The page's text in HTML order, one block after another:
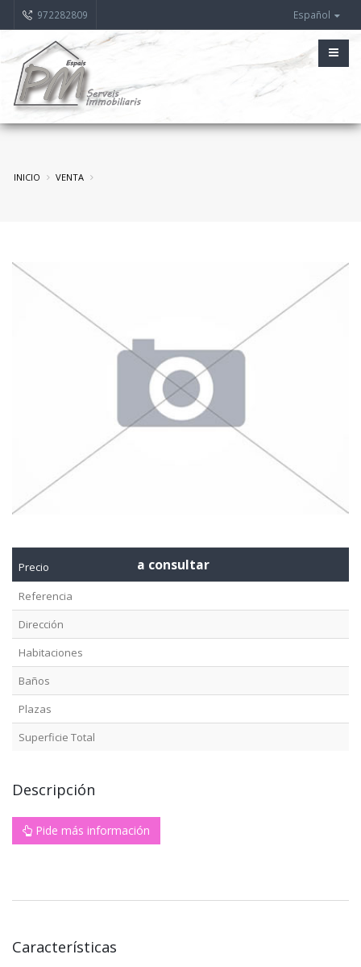
972282809 Español
INICIO VENTA
Precio a consultar
Referencia
Dirección
Habitaciones
Baños
Plazas
Superficie Total
Descripción
Pide más información
Características